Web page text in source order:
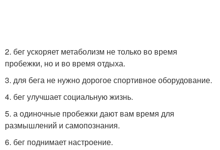
2. бег ускоряет метаболизм не только во время
пробежки, но и во время отдыха.
3. для бега не нужно дорогое спортивное оборудование.
4. бег улучшает социальную жизнь.
5. а одиночные пробежки дают вам время для
размышлений и самопознания.
6. бег поднимает настроение.